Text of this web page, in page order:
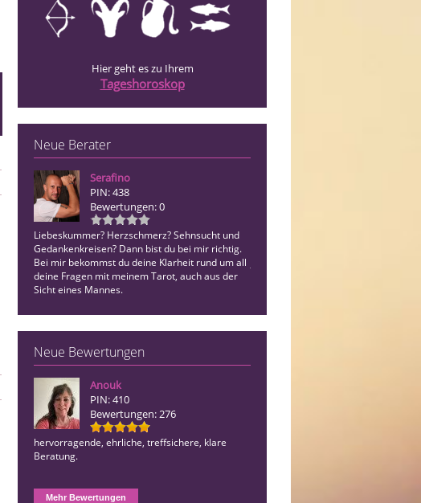
Hier geht es zu Ihrem
Tageshoroskop
Neue Berater
Serafino
PIN: 438
Bewertungen: 0
Liebeskummer? Herzschmerz? Sehnsucht und
Gedankenkreisen? Dann bist du bei mir richtig.
Bei mir bekommst du deine Klarheit rund um all
deine Fragen mit meinem Tarot, auch aus der
Sicht eines Mannes.
Neue Bewertungen
Anouk
PIN: 410
Bewertungen: 276
hervorragende, ehrliche, treffsichere, klare
Beratung.
Mehr Bewertungen